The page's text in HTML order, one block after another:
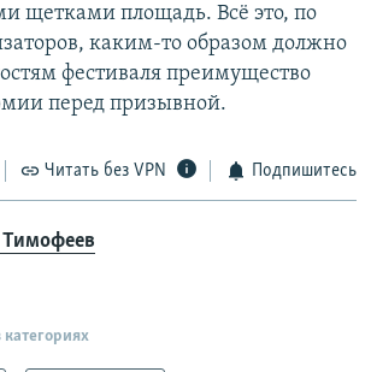
щетками площадь. Всё это, по
каким-то образом должно
фестиваля преимущество
перед призывной.
Читать без VPN Подпишитесь
категориях